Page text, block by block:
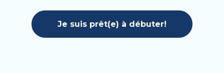
Je suis prêt(e) à débuter!